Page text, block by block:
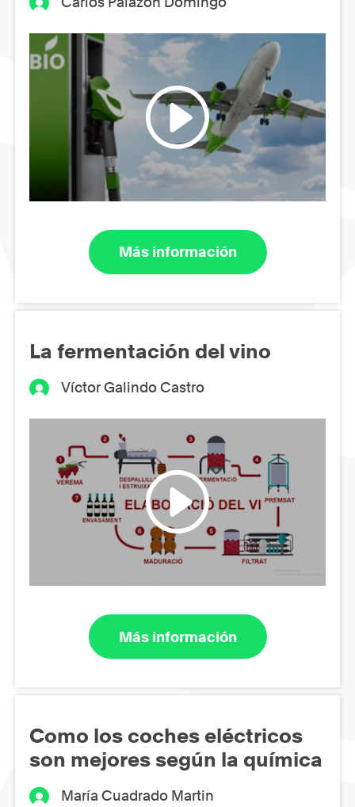
Más información
La fermentación del vino
Víctor Galindo Castro
Más información
Como los coches eléctricos
son mejores según la química
María Cuadrado Martin